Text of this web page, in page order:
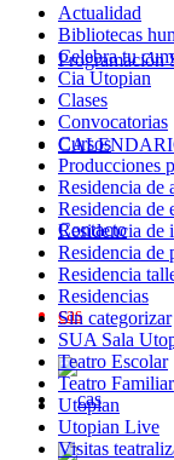
Programación
Contacto
cas
Actualidad
Bibliotecas
Celebra tu
Cia Utopian
Clases
Convocatorias
Cursos
Producciones
Residencia de
Residencia de
Residencia de
Residencia de
Residencia
Residencias
Sin categorizar
SUA Sala
Teatro Escolar
Teatro Familiar
Utopian
Utopian Live
Visitas